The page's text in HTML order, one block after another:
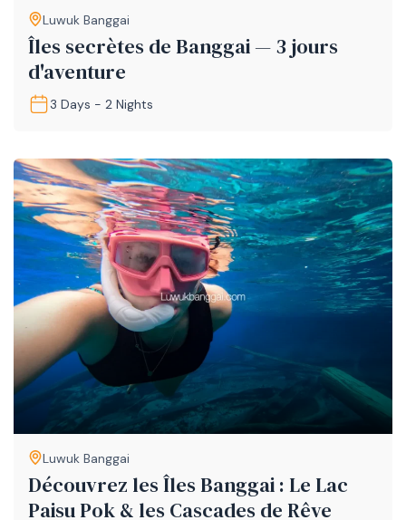
Luwuk Banggai
Îles secrètes de Banggai — 3 jours
d'aventure
3 Days - 2 Nights
Luwuk Banggai
Découvrez les Îles Banggai : Le Lac
Paisu Pok & les Cascades de Rêve